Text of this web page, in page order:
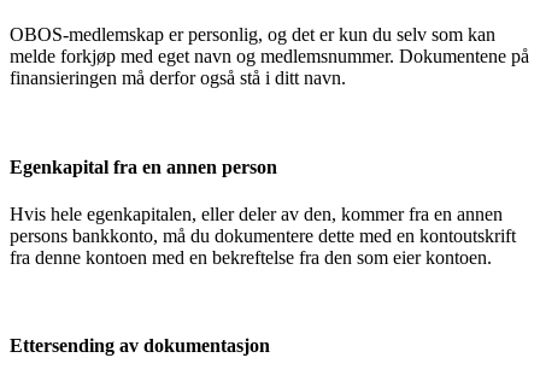
OBOS-medlemskap er personlig, og det er kun du selv som kan
melde forkjøp med eget navn og medlemsnummer. Dokumentene på
finansieringen må derfor også stå i ditt navn.
Egenkapital fra en annen person
Hvis hele egenkapitalen, eller deler av den, kommer fra en annen
persons bankkonto, må du dokumentere dette med en kontoutskrift
fra denne kontoen med en bekreftelse fra den som eier kontoen.
Ettersending av dokumentasjon